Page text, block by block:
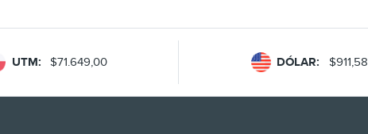
UTM: $71.649,00 DÓLAR: $911,58